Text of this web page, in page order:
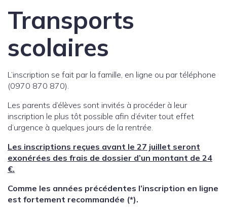
Transports
scolaires
L’inscription se fait par la famille, en ligne ou par téléphone
(0970 870 870).
Les parents d’élèves sont invités à procéder à leur
inscription le plus tôt possible afin d’éviter tout effet
d’urgence à quelques jours de la rentrée.
Les inscriptions reçues avant le 27 juillet seront
exonérées des frais de dossier d’un montant de 24
€.
Comme les années précédentes l’inscription en ligne
est fortement recommandée (*).